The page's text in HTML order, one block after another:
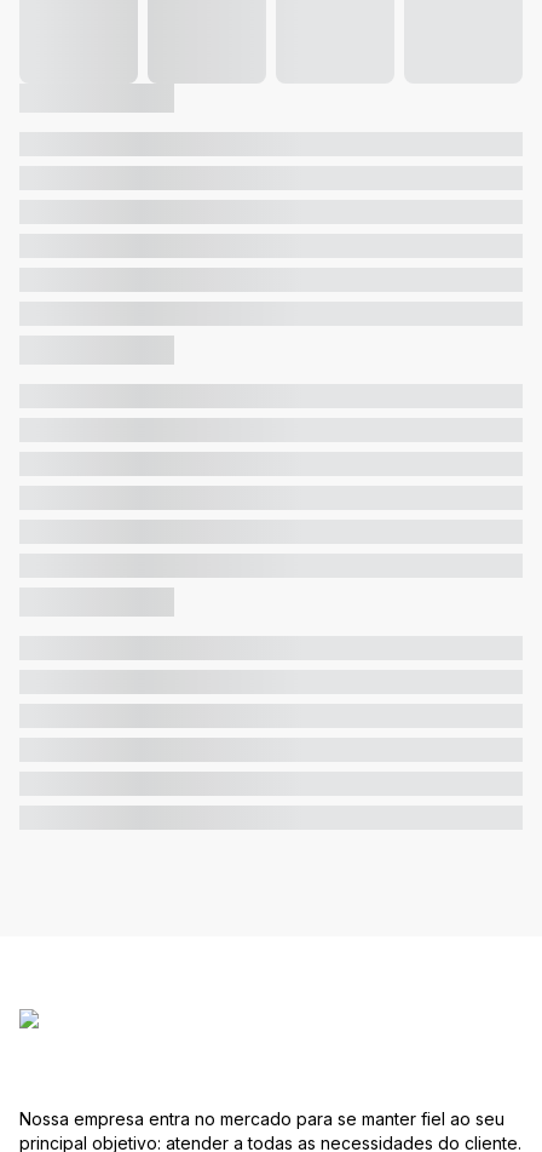
Nossa empresa entra no mercado para se manter fiel ao seu
principal objetivo: atender a todas as necessidades do cliente.